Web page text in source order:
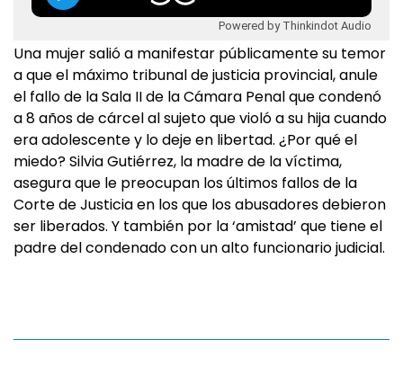
Powered by Thinkindot Audio
Una mujer salió a manifestar públicamente su temor
a que el máximo tribunal de justicia provincial, anule
el fallo de la Sala II de la Cámara Penal que condenó
a 8 años de cárcel al sujeto que violó a su hija cuando
era adolescente y lo deje en libertad. ¿Por qué el
miedo? Silvia Gutiérrez, la madre de la víctima,
asegura que le preocupan los últimos fallos de la
Corte de Justicia en los que los abusadores debieron
ser liberados. Y también por la ‘amistad’ que tiene el
padre del condenado con un alto funcionario judicial.